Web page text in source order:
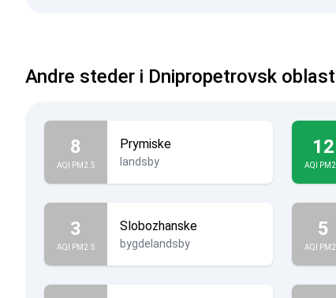
Andre steder i Dnipropetrovsk oblast
8
AQI PM2.5
Prymiske
landsby
12
AQI
3
AQI PM2.5
Slobozhanske
bygdelandsby
5
AQI